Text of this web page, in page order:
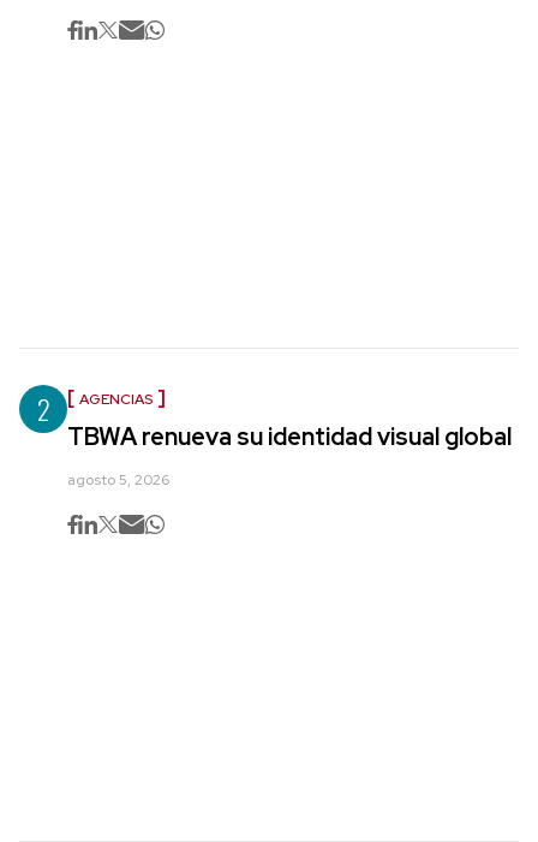
2 AGENCIAS
TBWA renueva su identidad visual global
agosto 5, 2026